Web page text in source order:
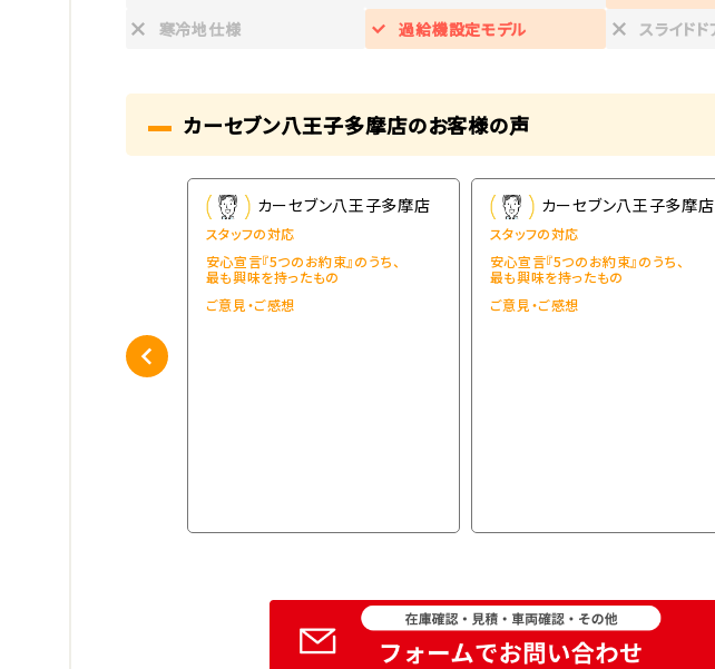
寒冷地仕様
過給機設定モデル スライドド
カーセブン八王子多摩店のお客様の声
カーセブン八王子多摩店
スタッフの対応
安心宣言『5つのお約束』のうち、
最も興味を持ったもの
ご意見・ご感想
カーセブン八王子多摩店
スタッフの対応
安心宣言『5つのお約束』のうち、
最も興味を持ったもの
ご意見・ご感想